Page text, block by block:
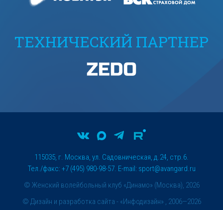
ТЕХНИЧЕСКИЙ ПАРТНЕР
© Женский волейбольный клуб «Динамо» (Москва), 2026
115035, г. Москва, ул. Садовническая, д.24, стр.6.
Тел./факс: +7 (495) 980-98-57. E-mail: sport@avangard.ru
© Дизайн и разработка сайта - «Инфодизайн» , 2006—2026